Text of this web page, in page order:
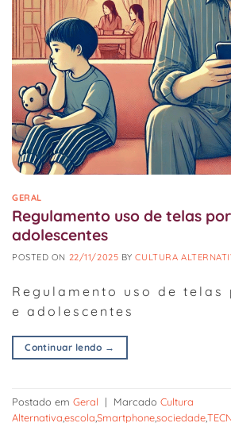
GERAL
Regulamento uso de telas
adolescentes
POSTED ON 22/11/2025 BYCULTURA
Regulamento uso de telas
e adolescentes
Continuar lendo →
Postado em Geral | Marcado Cultura
AlternativaescolaSmartphonesociedade